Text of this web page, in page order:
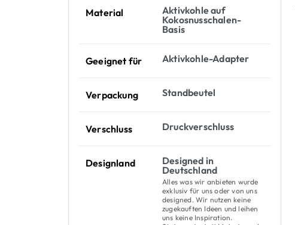
Material
Aktivkohle auf
Kokosnusschalen-
Basis
Geeignet für Aktivkohle-Adapter
Verpackung Standbeutel
Verschluss Druckverschluss
Designland
Designed in
Deutschland
Alles was wir anbieten wurde
exklusiv für uns oder von uns
designed. Wir nutzen keine
zugekauften Ideen und leihen
uns keine Inspiration.